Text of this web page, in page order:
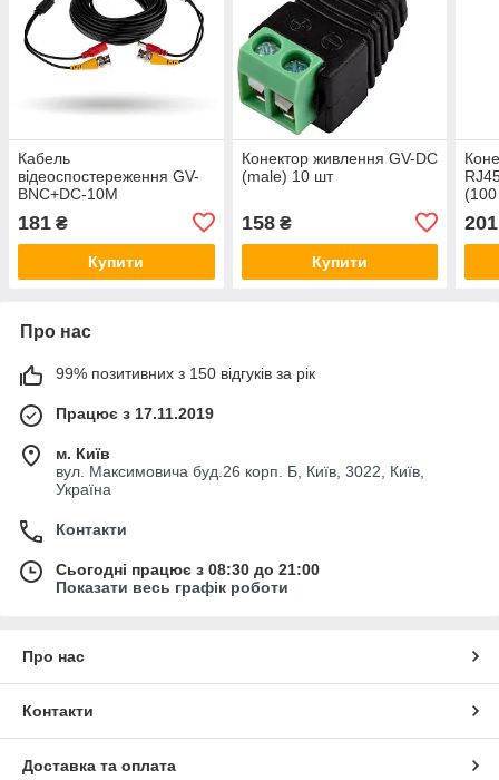
Кабель
відеоспостереження GV-
BNC+DC-10M
181 ₴
Купити
Конектор живлення GV-DC
(male) 10 шт
158₴
Купити
201
Про нас
99% позитивних з 150 відгуків за рік
Працює з 17.11.2019
м. Київ
вул. Максимовича буд.26 корп. Б, Київ, 3022, Київ,
Україна
Контакти
Сьогодні працює з 08:30 до 21:00
Показати весь графік роботи
Про нас
Контакти
Доставка та оплата